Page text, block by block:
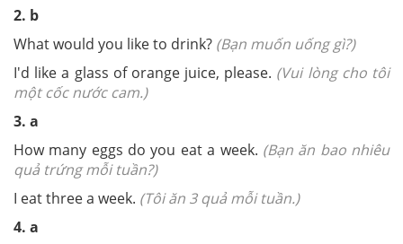
2. b
What would you like to drink? (Bạn muốn uống gì?)
I'd like a glass of orange juice, please. (Vui lòng cho tôi
một cốc nước cam.)
3. a
How many eggs do you eat a week. (Bạn ăn bao nhiêu
quả trứng mỗi tuần?)
I eat three a week. (Tôi ăn 3 quả mỗi tuần.)
4. a